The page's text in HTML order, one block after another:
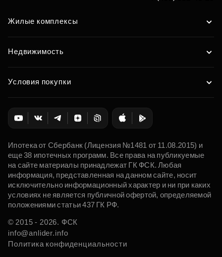
Жилые комплексы
Недвижимость
Условия покупки
Ипотека от Сбербанк (Лицензия №1481 от 11.08.2015) и
еще 38 ипотечных программ. Все права на публикуемые
на сайте материалы принадлежат ГК ФСК. Любая
информация, представленная на данном сайте, носит
исключительно информационный характер и ни при каких
условиях не является публичной офертой, определяемой
положениями статьи 437 ГК РФ.
© 2015 - 2026. ФСК
info@anlider.info
Политика конфиденциальности